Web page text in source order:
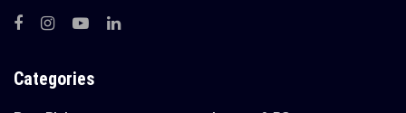
Categories